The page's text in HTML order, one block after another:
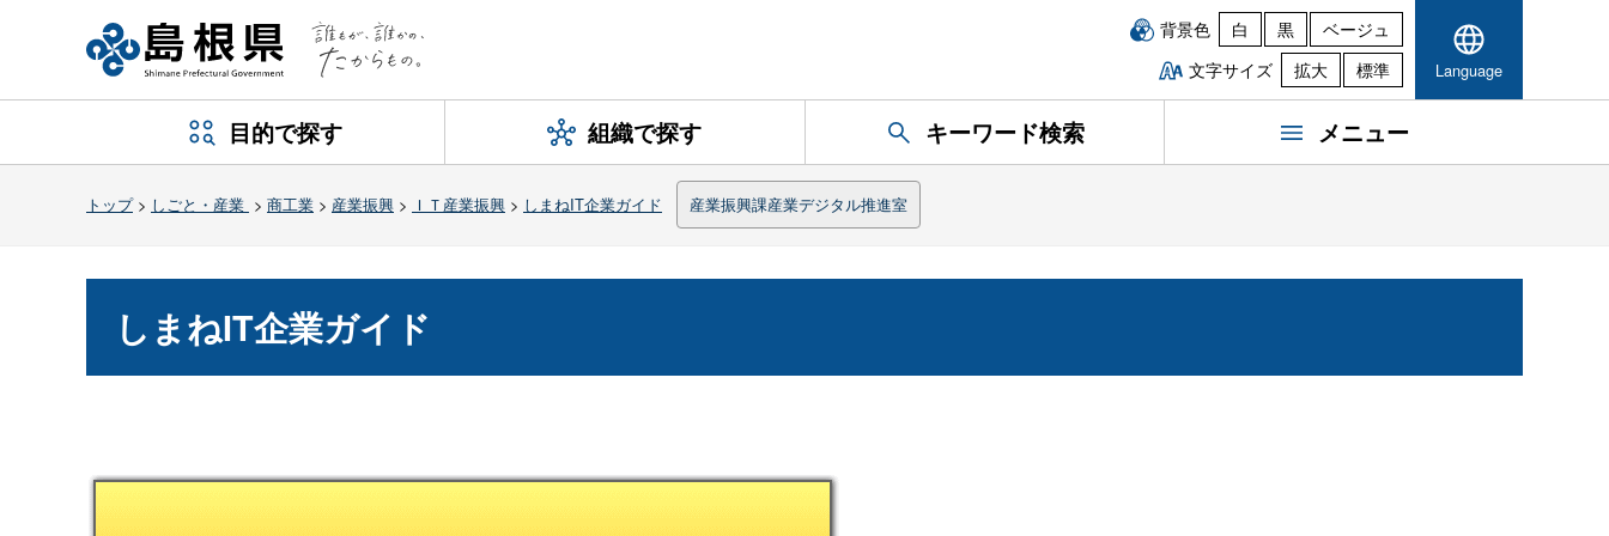
背景色 白 黒
ベージュ
文字サイズ
拡大 標準 Language
目的で探す 組織で探す キーワード検索 メニュー
トップ> しごと・産業 > 商工業 > 産業振興 > ＩＴ産業振興 > しまねIT企業ガイド 産業振興課産業デジタル推進室
しまねIT企業ガイド